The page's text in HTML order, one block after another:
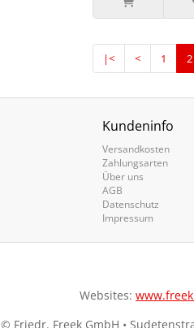
|< < 1 2
Kundeninfo
Versandkosten
Zahlungsarten
Über uns
AGB
Datenschutz
Impressum
Websites:
© Friedr. Freek GmbH •